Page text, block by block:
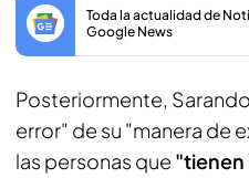
Toda la actualidad de
Google News
Posteriormente,
error" de su "manera de
las personas que "tienen